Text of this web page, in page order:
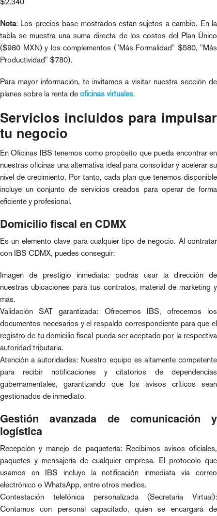
Nota: Los precios base mostrados están sujetos a cambio. En la
tabla se muestra una suma directa de los costos del Plan Único
($980 MXN) y los complementos ("Más Formalidad" $580, "Más
Productividad" $780).
Para mayor información, te invitamos a visitar nuestra sección de
planes sobre la renta de oficinas virtuales.
Servicios incluidos para impulsar
tu negocio
En Oficinas IBS tenemos como propósito que pueda encontrar en
nuestras oficinas una alternativa ideal para consolidar y acelerar su
nivel de crecimiento. Por tanto, cada plan que tenemos disponible
incluye un conjunto de servicios creados para operar de forma
eficiente y profesional.
Domicilio fiscal en CDMX
Es un elemento clave para cualquier tipo de negocio. Al contratar
con IBS CDMX, puedes conseguir:
Imagen de prestigio inmediata: podrás usar la dirección de
nuestras ubicaciones para tus contratos, material de marketing y
más.
Validación SAT garantizada: Ofrecemos IBS, ofrecemos los
documentos necesarios y el respaldo correspondiente para que el
registro de tu domicilio fiscal pueda ser aceptado por la respectiva
autoridad tributaria.
Atención a autoridades: Nuestro equipo es altamente competente
para recibir notificaciones y citatorios de dependencias
gubernamentales, garantizando que los avisos críticos sean
gestionados de inmediato.
Gestión avanzada de comunicación y
logística
Recepción y manejo de paquetería: Recibimos avisos oficiales,
paquetes y mensajería de cualquier empresa. El protocolo que
usamos en IBS incluye la notificación inmediata vía correo
electrónico o WhatsApp, entre otros medios.
Contestación telefónica personalizada (Secretaria Virtual):
Contamos con personal capacitado, quien se encargará de